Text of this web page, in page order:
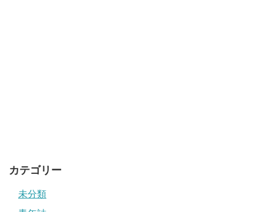
カテゴリー
未分類